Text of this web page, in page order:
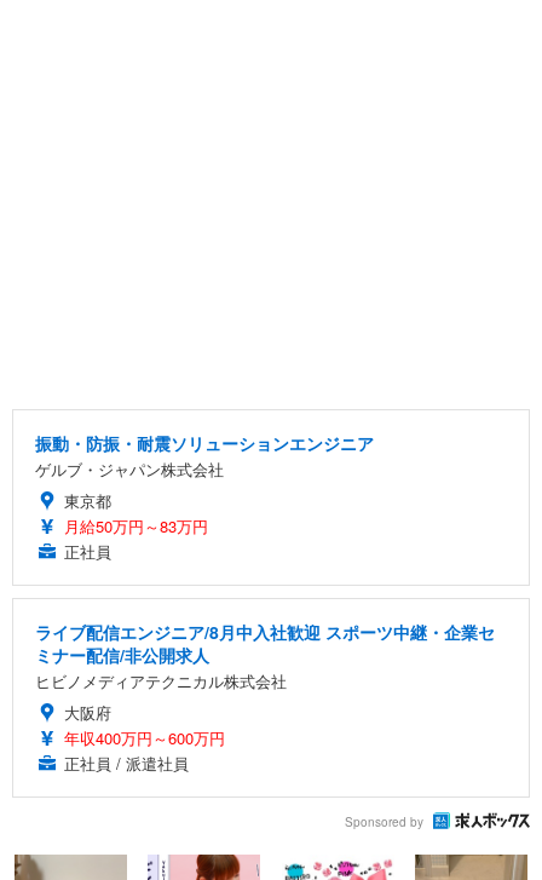
振動・防振・耐震ソリューションエンジニア
ゲルブ・ジャパン株式会社
東京都
月給50万円～83万円
正社員
ライブ配信エンジニア/8月中入社歓迎 スポーツ中継・企業セ
ミナー配信/非公開求人
ヒビノメディアテクニカル株式会社
大阪府
年収400万円～600万円
正社員 / 派遣社員
Sponsored by